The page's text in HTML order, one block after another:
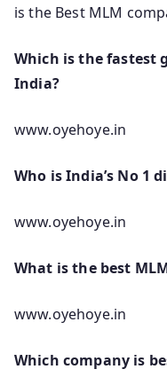
is the Best MLM
Which is the fastest
India?
www.oyehoye.in
Who is India’s No 1
www.oyehoye.in
What is the best
www.oyehoye.in
Which company is